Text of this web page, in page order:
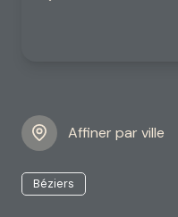
Affiner par ville
Béziers